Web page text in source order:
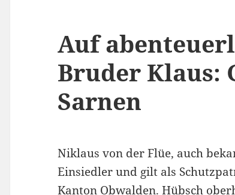
Auf
Bruder Klaus:
Sarnen
Niklaus von der Flüe, auch
Einsiedler und gilt als
Kanton Obwalden. Hübsch